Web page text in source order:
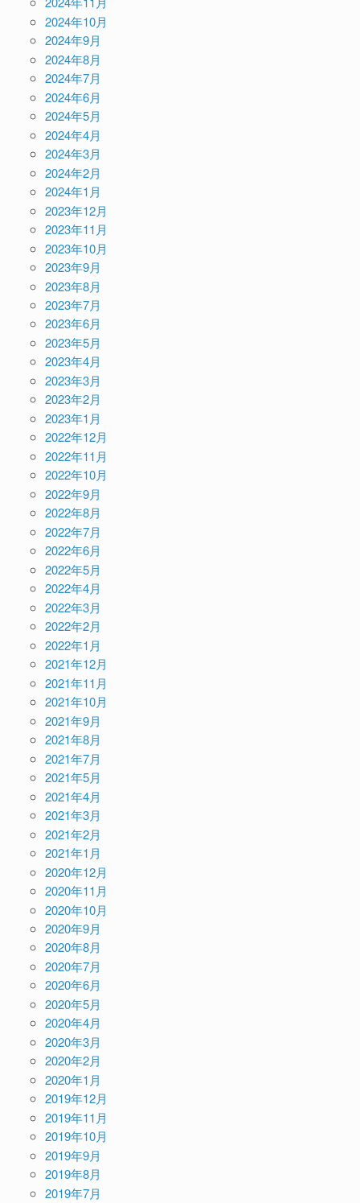
2024年10月
2024年9月
2024年8月
2024年7月
2024年6月
2024年5月
2024年4月
2024年3月
2024年2月
2024年1月
2023年12月
2023年11月
2023年10月
2023年9月
2023年8月
2023年7月
2023年6月
2023年5月
2023年4月
2023年3月
2023年2月
2023年1月
2022年12月
2022年11月
2022年10月
2022年9月
2022年8月
2022年7月
2022年6月
2022年5月
2022年4月
2022年3月
2022年2月
2022年1月
2021年12月
2021年11月
2021年10月
2021年9月
2021年8月
2021年7月
2021年5月
2021年4月
2021年3月
2021年2月
2021年1月
2020年12月
2020年11月
2020年10月
2020年9月
2020年8月
2020年7月
2020年6月
2020年5月
2020年4月
2020年3月
2020年2月
2020年1月
2019年12月
2019年11月
2019年10月
2019年9月
2019年8月
2019年7月